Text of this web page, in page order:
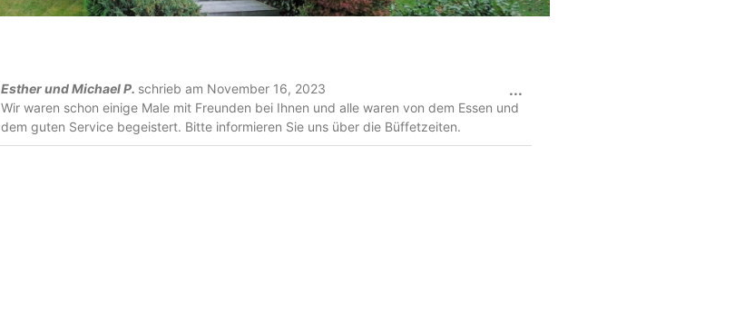
Esther und Michael P. schrieb am November 16, 2023
Wir waren schon einige Male mit Freunden bei Ihnen und alle waren von dem Essen und
dem guten Service begeistert. Bitte informieren Sie uns über die Büffetzeiten.
...